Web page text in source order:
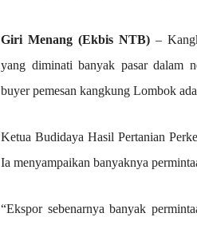
Giri Menang (Ekbis NTB) –
yang diminati banyak pasar dalam
buyer pemesan kangkung Lombok
Ketua Budidaya Hasil Pertanian
Ia menyampaikan banyaknya
“Ekspor sebenarnya banyak